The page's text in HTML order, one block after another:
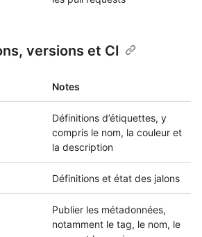
versions et CI
Notes
Définitions d’étiquettes, y
compris le nom, la couleur et
la description
Définitions et état des jalons
Publier les métadonnées,
notamment le tag, le nom, le